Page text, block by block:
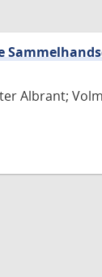
Albrant;